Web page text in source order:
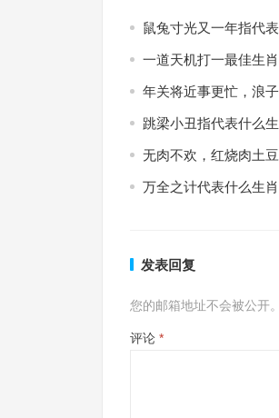
鼠兔寸光又一年指代
一道天机打一最佳生
年关将近事更忙，浪
跳梁小丑指代表什么
无肉不欢，红烧肉土
万全之计代表什么生
发表回复
您的邮箱地址不会被公开。
评论 *